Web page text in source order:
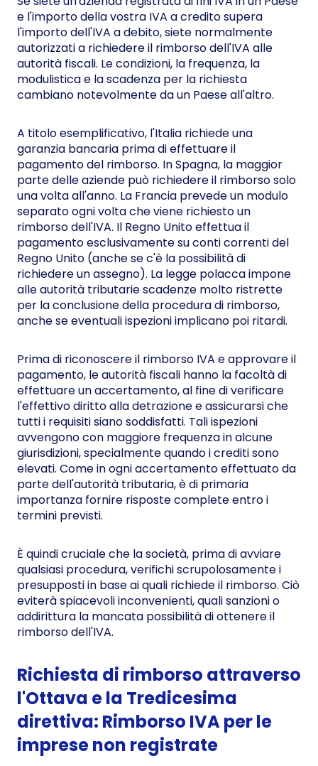
e l'importo della vostra IVA a credito supera
l'importo dell'IVA a debito, siete normalmente
autorizzati a richiedere il rimborso dell'IVA alle
autorità fiscali. Le condizioni, la frequenza, la
modulistica e la scadenza per la richiesta
cambiano notevolmente da un Paese all'altro.
A titolo esemplificativo, l'Italia richiede una
garanzia bancaria prima di effettuare il
pagamento del rimborso. In Spagna, la maggior
parte delle aziende può richiedere il rimborso solo
una volta all'anno. La Francia prevede un modulo
separato ogni volta che viene richiesto un
rimborso dell'IVA. Il Regno Unito effettua il
pagamento esclusivamente su conti correnti del
Regno Unito (anche se c'è la possibilità di
richiedere un assegno). La legge polacca impone
alle autorità tributarie scadenze molto ristrette
per la conclusione della procedura di rimborso,
anche se eventuali ispezioni implicano poi ritardi.
Prima di riconoscere il rimborso IVA e approvare il
pagamento, le autorità fiscali hanno la facoltà di
effettuare un accertamento, al fine di verificare
l'effettivo diritto alla detrazione e assicurarsi che
tutti i requisiti siano soddisfatti. Tali ispezioni
avvengono con maggiore frequenza in alcune
giurisdizioni, specialmente quando i crediti sono
elevati. Come in ogni accertamento effettuato da
parte dell'autorità tributaria, è di primaria
importanza fornire risposte complete entro i
termini previsti.
È quindi cruciale che la società, prima di avviare
qualsiasi procedura, verifichi scrupolosamente i
presupposti in base ai quali richiede il rimborso. Ciò
eviterà spiacevoli inconvenienti, quali sanzioni o
addirittura la mancata possibilità di ottenere il
rimborso dell'IVA.
Richiesta di rimborso attraverso
l'Ottava e la Tredicesima
direttiva: Rimborso IVA per le
imprese non registrate